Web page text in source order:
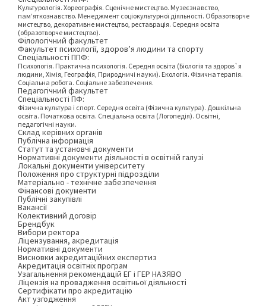
Культурологія. Хореографія. Сценічне мистецтво. Музеєзнавство,
пам’яткознавство. Менеджмент соціокультурної діяльності. Образотворче
мистецтво, декоративне мистецтво, реставрація. Середня освіта
(образотворче мистецтво).
Філологічний факультет
Факультет психології, здоров’я людини та спорту
Спеціальності ППФ:
Психологія. Практична психологія. Середня освіта (Біологія та здоров`я
людини, Хімія, Географія, Природничі науки). Екологія. Фізична терапія.
Соціальна робота. Соціальне забезпечення.
Педагогічний факультет
Спеціальності ПФ:
Фізична культура і спорт. Середня освіта (Фізична культура). Дошкільна
освіта. Початкова освіта. Спеціальна освіта (Логопедія). Освітні,
педагогічні науки.
Склад керівних органів
Публічна інформація
Статут та установчі документи
Нормативні документи діяльності в освітній галузі
Локальні документи університету
Положення про структурні підрозділи
Матеріально - технічне забезпечення
Фінансові документи
Публічні закупівлі
Вакансії
Колективний договір
Брендбук
Вибори ректора
Ліцензування, акредитація
Нормативні документи
Висновки акредитаційних експертиз
Акредитація освітніх програм
Узагальнення рекомендацій ЕГ і ГЕР НАЗЯВО
Ліцензія на провадження освітньої діяльності
Сертифікати про акредитацію
Акт узгодження